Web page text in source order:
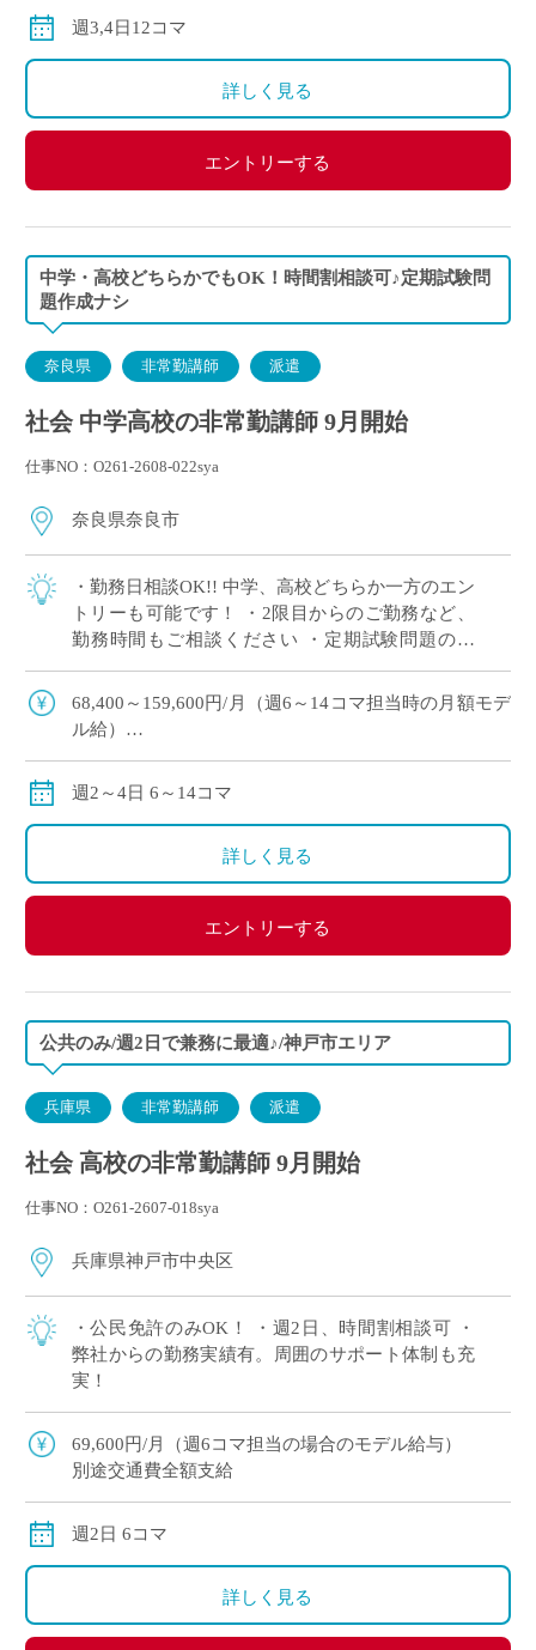
週3,4日12コマ
詳しく見る
エントリーする
中学・高校どちらかでもOK！時間割相談可♪定期試験問
題作成ナシ
奈良県 非常勤講師 派遣
社会 中学高校の非常勤講師 9月開始
仕事NO：O261-2608-022sya
奈良県奈良市
・勤務日相談OK!! 中学、高校どちらか一方のエン
トリーも可能です！ ・2限目からのご勤務など、
勤務時間もご相談ください ・定期試験問題の作
活動の成績評価となります
68,400～159,600円/月（週6～14コマ担当時の月額モデ
ル給）
よる）
週2～4日 6～14コマ
詳しく見る
エントリーする
公共のみ/週2日で兼務に最適♪/神戸市エリア
兵庫県 非常勤講師 派遣
社会 高校の非常勤講師 9月開始
仕事NO：O261-2607-018sya
兵庫県神戸市中央区
・公民免許のみOK！ ・週2日、時間割相談可 ・
弊社からの勤務実績有。周囲のサポート体制も充
実！
69,600円/月（週6コマ担当の場合のモデル給与）
別途交通費全額支給
週2日 6コマ
詳しく見る